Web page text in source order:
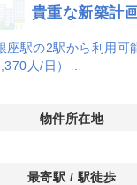
貴重な新築計
駅の2駅から利用可
人/日）
物件所在地
最寄駅 / 駅徒歩